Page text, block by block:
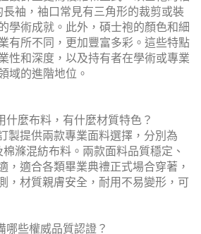
袖，袖口常見有三角形的裁剪或裝
學術成就。此外，碩士袍的顏色和細
有所不同，更加豐富多彩。這些特點
性和深度，以及持有者在學術或專業
域的進階地位。
什麼布料，有什麼材質特色？
製提供兩款專業面料選擇，分別為
滌混紡布料。兩款面料品質穩定、
，適合各類畢業典禮正式場合穿著，
，材質親膚安全，耐用不易變形，可
哪些權威品質認證？